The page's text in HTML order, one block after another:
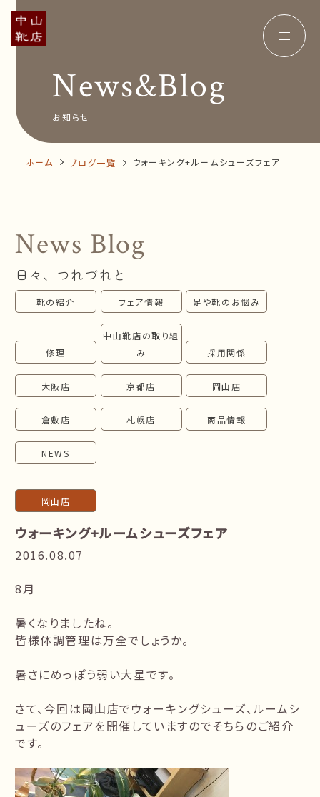
Concept コンセプト
Insole オーダー中敷き
News&Blog
Company 会社概要
オンラインショップ
お問い合わせ
News&Blog
お知らせ
ホーム ブログ一覧 ウォーキング+ルームシューズフェア
News Blog
日々、つれづれと
靴の紹介 フェア情報 足や靴のお悩み
修理
中山靴店の取り組
み
採用関係
大阪店 京都店 岡山店
倉敷店 札幌店 商品情報
NEWS
岡山店
ウォーキング+ルームシューズフェア
2016.08.07
8月
暑くなりましたね。
皆様体調管理は万全でしょうか。
暑さにめっぽう弱い大星です。
さて、今回は岡山店でウォーキングシューズ、ルームシ
ューズのフェアを開催していますのでそちらのご紹介
です。